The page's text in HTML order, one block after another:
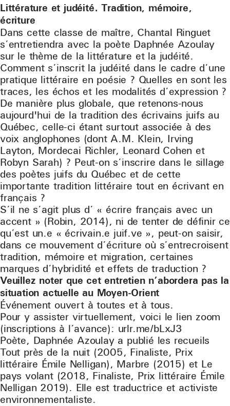
Littérature et judéité. Tradition, mémoire,
écriture
Dans cette classe de maître, Chantal Ringuet
s’entretiendra avec la poète Daphnée Azoulay
sur le thème de la littérature et la judéité.
Comment s’inscrit la judéité dans le cadre d’une
pratique littéraire en poésie ? Quelles en sont les
traces, les échos et les modalités d’expression ?
De manière plus globale, que retenons-nous
aujourd'hui de la tradition des écrivains juifs au
Québec, celle-ci étant surtout associée à des
voix anglophones (dont A.M. Klein, Irving
Layton, Mordecai Richler, Leonard Cohen et
Robyn Sarah) ? Peut-on s’inscrire dans le sillage
des poètes juifs du Québec et de cette
importante tradition littéraire tout en écrivant en
français ?
S’il ne s’agit plus d’ « écrire français avec un
accent » (Robin, 2014), ni de tenter de définir ce
qu’est un.e « écrivain.e juif.ve », peut-on saisir,
dans ce mouvement d’écriture où s’entrecroisent
tradition, mémoire et migration, certaines
marques d’hybridité et effets de traduction ?
Veuillez noter que cet entretien n’abordera pas la
situation actuelle au Moyen-Orient
Événement ouvert à toutes et à tous.
Pour y assister virtuellement, voici le lien zoom
(inscriptions à l’avance): urlr.me/bLxJ3
Poète, Daphnée Azoulay a publié les recueils
Tout près de la nuit (2005, Finaliste, Prix
littéraire Émile Nelligan), Marbre (2015) et Le
pays volant (2018, Finaliste, Prix littéraire Émile
Nelligan 2019). Elle est traductrice et activiste
environnementaliste.